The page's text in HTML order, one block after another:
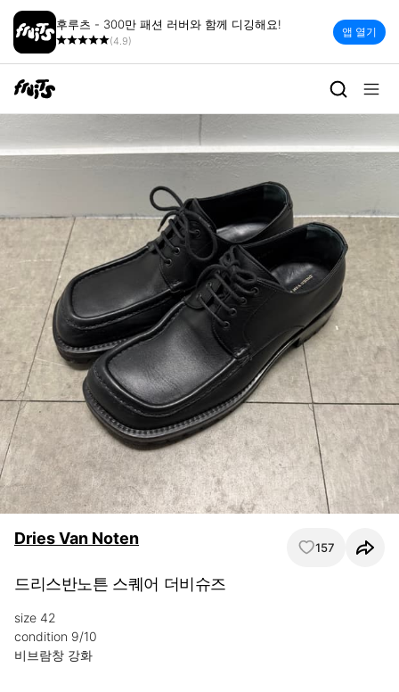
후루츠 - 300만 패션 러버와 함께 디깅해요!
(4.9)
앱 열기
Dries Van Noten 157
드리스반노튼 스퀘어 더비슈즈
size 42
condition 9/10
비브람창 강화